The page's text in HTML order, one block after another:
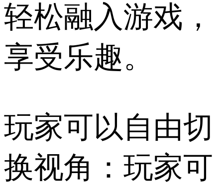
轻松融入游戏，
享受乐趣。
玩家可以自由切
换视角：玩家可